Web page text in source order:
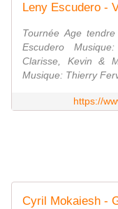
Leny Escudero -
Tournée Age
Escudero
Clarisse, Kevin &
Musique: Thierry
https://
Cyril Mokaiesh -